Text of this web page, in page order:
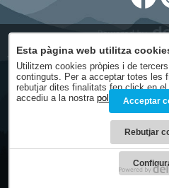
Avís
Condicions
Política de
Política de
Condicions de
Esta pàgina web utilitza
Utilitzem cookies pròpies i de
continguts. Per a acceptar totes les
rebutjar dites finalitats fen click en
accediu a la nostra política deAcceptar
Rebutjar